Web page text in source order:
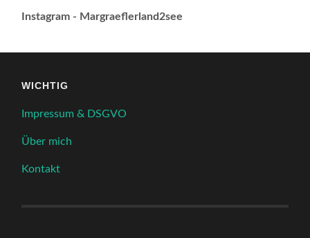
Instagram - Margraeflerland2see
WICHTIG
Impressum & DSGVO
Über mich
Kontakt